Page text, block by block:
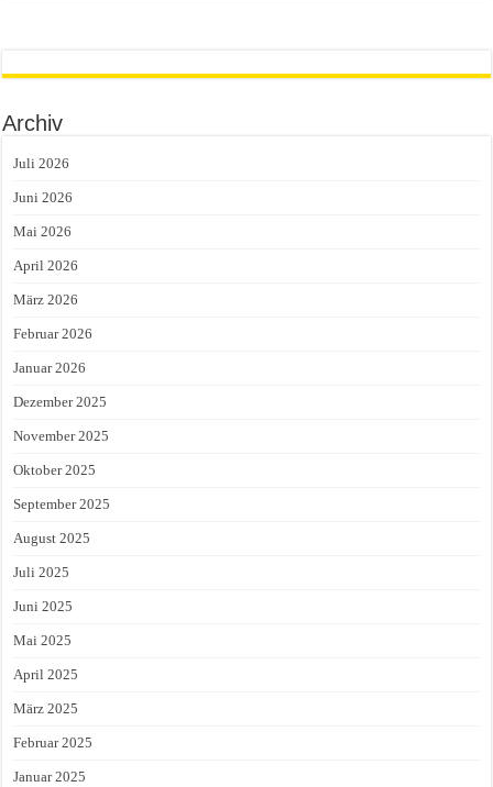
Archiv
Juli 2026
Juni 2026
Mai 2026
April 2026
März 2026
Februar 2026
Januar 2026
Dezember 2025
November 2025
Oktober 2025
September 2025
August 2025
Juli 2025
Juni 2025
Mai 2025
April 2025
März 2025
Februar 2025
Januar 2025